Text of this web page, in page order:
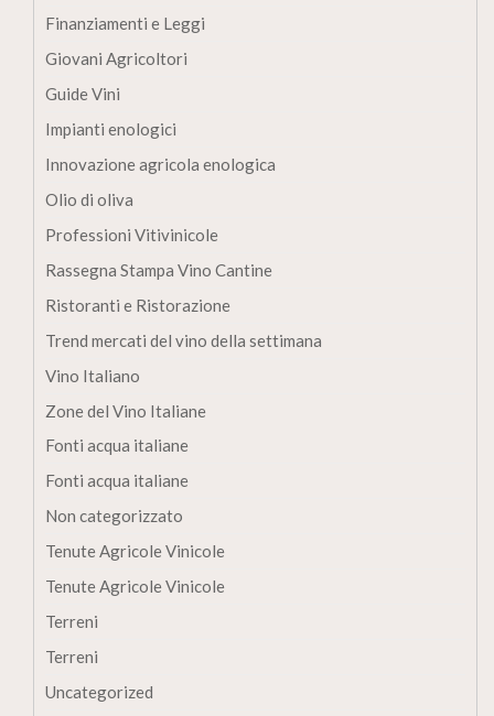
Finanziamenti e Leggi
Giovani Agricoltori
Guide Vini
Impianti enologici
Innovazione agricola enologica
Olio di oliva
Professioni Vitivinicole
Rassegna Stampa Vino Cantine
Ristoranti e Ristorazione
Trend mercati del vino della settimana
Vino Italiano
Zone del Vino Italiane
Fonti acqua italiane
Fonti acqua italiane
Non categorizzato
Tenute Agricole Vinicole
Tenute Agricole Vinicole
Terreni
Terreni
Uncategorized